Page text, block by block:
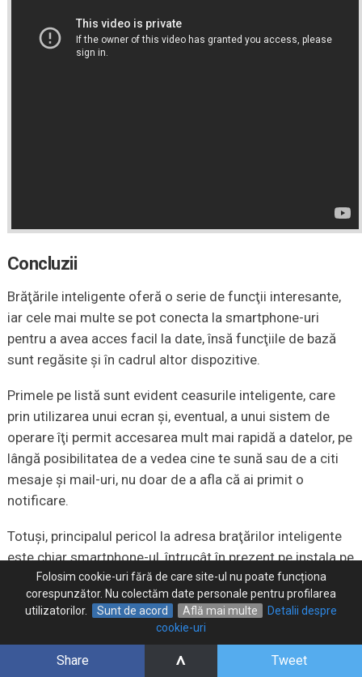
Share ^ Tweet
Concluzii
Brăţările inteligente oferă o serie de funcţii interesante,
iar cele mai multe se pot conecta la smartphone-uri
pentru a avea acces facil la date, însă funcţiile de bază
sunt regăsite şi în cadrul altor dispozitive.
Primele pe listă sunt evident ceasurile inteligente, care
prin utilizarea unui ecran şi, eventual, a unui sistem de
operare îţi permit accesarea mult mai rapidă a datelor, pe
lângă posibilitatea de a vedea cine te sună sau de a citi
mesaje şi mail-uri, nu doar de a afla că ai primit o
notificare.
Totuşi, principalul pericol la adresa braţărilor inteligente
este chiar smartphone-ul, întrucât în prezent pe instala pe
aproape orice telefon cu Android sau iOS oaplicaţie de
fitnesscare face cam acelaşi lucru: măsoară paşii,
caloriile arse, somnul sau chiar pulsul.
Prin urmare, chiar dacă îţi place să faci mişcare şi să-ţi
Folosim cookie-uri fără de care site-ul nu poate funcționa
corespunzător. Nu colectăm date personale pentru profilarea
utilizatorilor.
Sunt de acord Află mai multe
Detalii despre
cookie-uri